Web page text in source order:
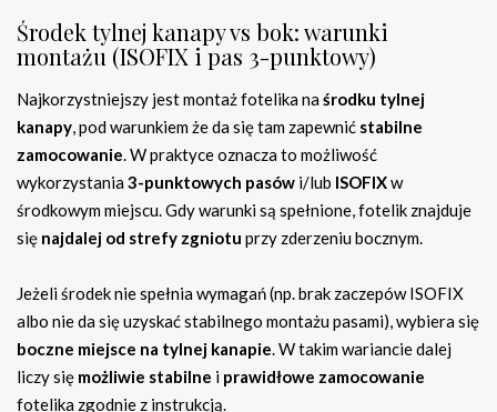
Środek tylnej kanapy vs bok: warunki
montażu (ISOFIX i pas 3-punktowy)
Najkorzystniejszy jest montaż fotelika naśrodku tylnej
kanapy, pod warunkiem że da się tam zapewnić stabilne
zamocowanie. W praktyce oznacza to możliwość
wykorzystania3-punktowych pasów i/lub ISOFIXw
środkowym miejscu. Gdy warunki są spełnione, fotelik znajduje
się najdalej od strefy zgniotu przy zderzeniu bocznym.
Jeżeli środek nie spełnia wymagań (np. brak zaczepów ISOFIX
albo nie da się uzyskać stabilnego montażu pasami), wybiera się
boczne miejsce na tylnej kanapie. W takim wariancie dalej
liczy się możliwie stabilne i prawidłowe zamocowanie
fotelika zgodnie z instrukcją.